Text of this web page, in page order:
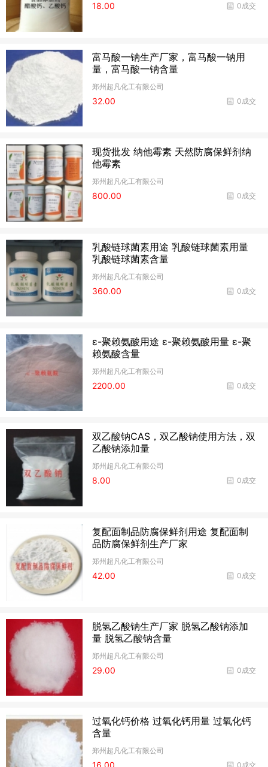
0成交
18.00
富马酸一钠生产厂家，富马酸一钠用
量，富马酸一钠含量
郑州超凡化工有限公司
0成交
32.00
现货批发 纳他霉素 天然防腐保鲜剂纳
他霉素
郑州超凡化工有限公司
0成交
800.00
乳酸链球菌素用途 乳酸链球菌素用量
乳酸链球菌素含量
郑州超凡化工有限公司
0成交
360.00
ε-聚赖氨酸用途 ε-聚赖氨酸用量 ε-聚
赖氨酸含量
郑州超凡化工有限公司
0成交
2200.00
双乙酸钠CAS，双乙酸钠使用方法，双
乙酸钠添加量
郑州超凡化工有限公司
0成交
8.00
复配面制品防腐保鲜剂用途 复配面制
品防腐保鲜剂生产厂家
郑州超凡化工有限公司
0成交
42.00
脱氢乙酸钠生产厂家 脱氢乙酸钠添加
量 脱氢乙酸钠含量
郑州超凡化工有限公司
0成交
29.00
过氧化钙价格 过氧化钙用量 过氧化钙
含量
郑州超凡化工有限公司
0成交